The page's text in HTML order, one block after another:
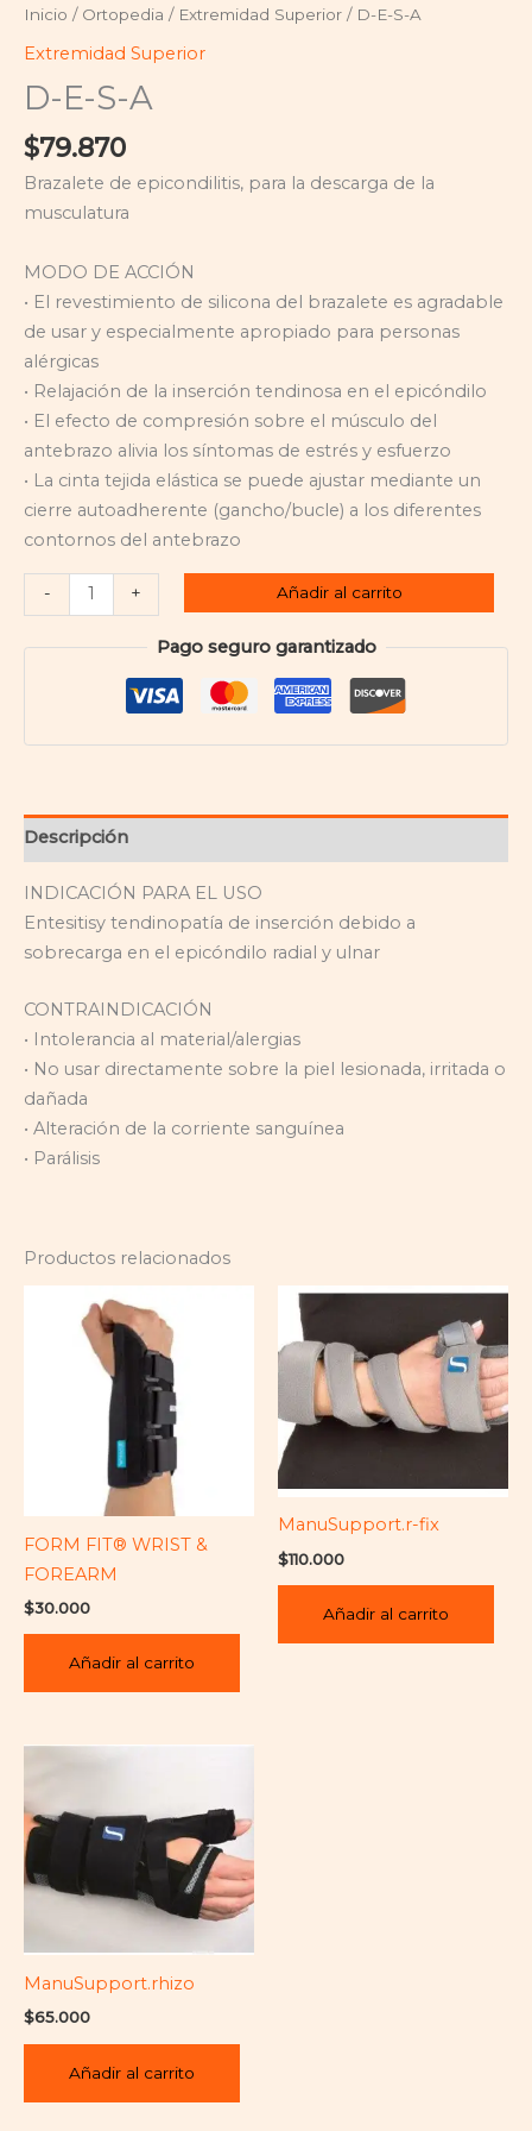
Inicio / Ortopedia / Extremidad Superior / D-E-S-A
Extremidad Superior
D-E-S-A
$79.870
Brazalete de epicondilitis, para la descarga de la
musculatura
MODO DE ACCIÓN
• El revestimiento de silicona del brazalete es agradable
de usar y especialmente apropiado para personas
alérgicas
• Relajación de la inserción tendinosa en el epicóndilo
• El efecto de compresión sobre el músculo del
antebrazo alivia los síntomas de estrés y esfuerzo
• La cinta tejida elástica se puede ajustar mediante un
cierre autoadherente (gancho/bucle) a los diferentes
contornos del antebrazo
- + Añadir al carrito
Pago seguro garantizado
Descripción
INDICACIÓN PARA EL USO
Entesitisy tendinopatía de inserción debido a
sobrecarga en el epicóndilo radial y ulnar
CONTRAINDICACIÓN
• Intolerancia al material/alergias
• No usar directamente sobre la piel lesionada, irritada o
dañada
• Alteración de la corriente sanguínea
• Parálisis
Productos relacionados
FORM FIT® WRIST &
FOREARM
$30.000
Añadir al carrito
ManuSupport.r-fix
$110.000
Añadir al carrito
ManuSupport.rhizo
$65.000
Añadir al carrito